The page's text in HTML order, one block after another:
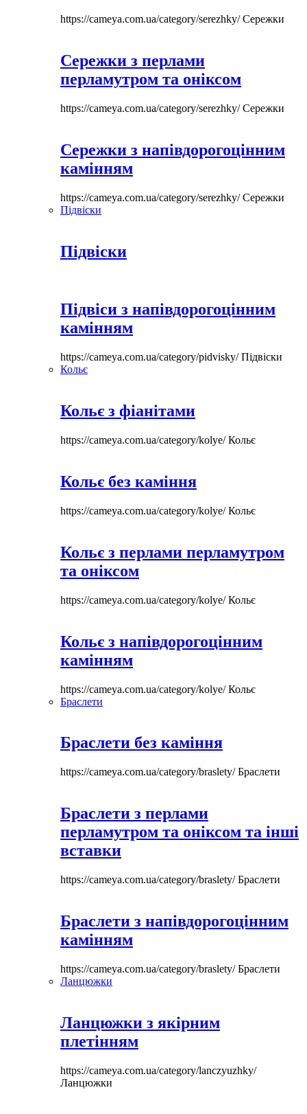
https://cameya.com.ua/category/serezhky/Сережки
Сережки з перлами
перламутром та оніксом
https://cameya.com.ua/category/serezhky/Сережки
Сережки з напівдорогоцінним
камінням
https://cameya.com.ua/category/serezhky/Сережки
Підвіски
Підвіски
Підвіси з напівдорогоцінним
камінням
https://cameya.com.ua/category/pidvisky/Підвіски
Кольє
Кольє з фіанітами
https://cameya.com.ua/category/kolye/Кольє
Кольє без каміння
https://cameya.com.ua/category/kolye/Кольє
Кольє з перлами перламутром
та оніксом
https://cameya.com.ua/category/kolye/Кольє
Кольє з напівдорогоцінним
камінням
https://cameya.com.ua/category/kolye/Кольє
Браслети
Браслети без каміння
https://cameya.com.ua/category/braslety/Браслети
Браслети з перлами
перламутром та оніксом та інші
вставки
https://cameya.com.ua/category/braslety/Браслети
Браслети з напівдорогоцінним
камінням
https://cameya.com.ua/category/braslety/Браслети
Ланцюжки
Ланцюжки з якірним
плетінням
https://cameya.com.ua/category/lanczyuzhky/
Ланцюжки